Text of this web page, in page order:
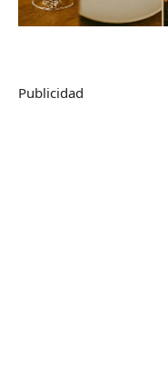
Publicidad